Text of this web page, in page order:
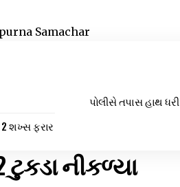
Samachar
2 શખ્સ ફરાર
પોલીસે તપાસ હાથ ધરી
નીકળ્યા